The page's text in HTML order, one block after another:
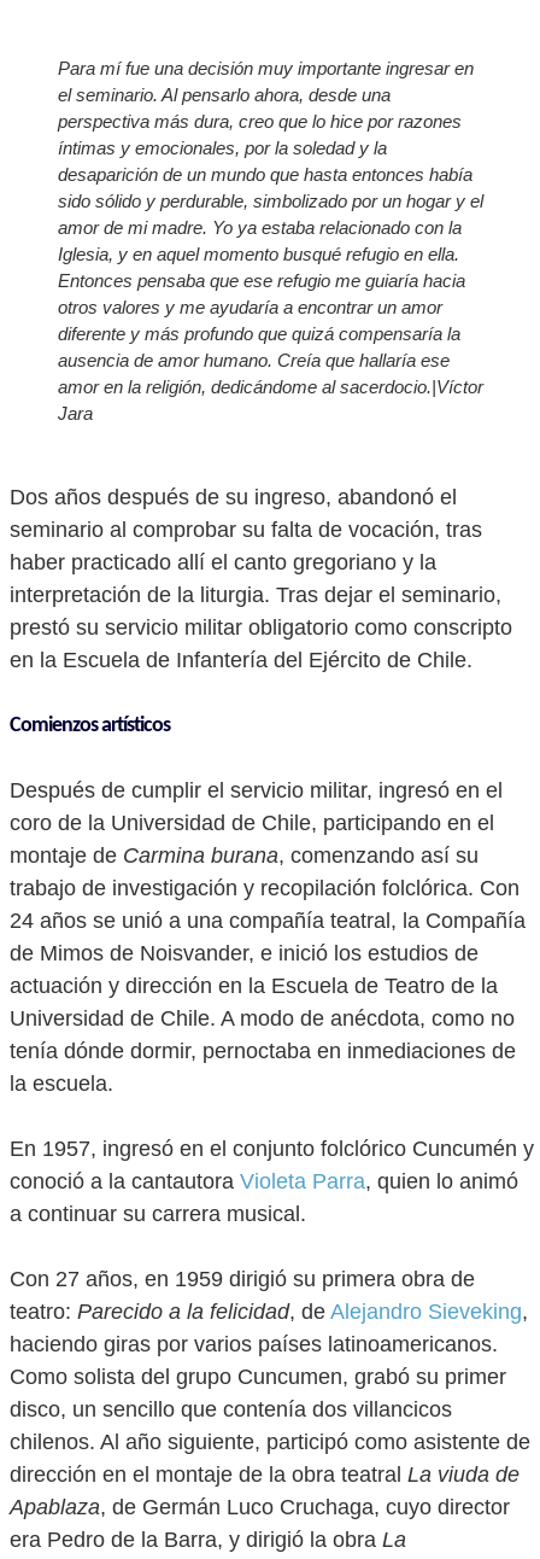
Para mí fue una decisión muy importante ingresar en
el seminario. Al pensarlo ahora, desde una
perspectiva más dura, creo que lo hice por razones
íntimas y emocionales, por la soledad y la
desaparición de un mundo que hasta entonces había
sido sólido y perdurable, simbolizado por un hogar y el
amor de mi madre. Yo ya estaba relacionado con la
Iglesia, y en aquel momento busqué refugio en ella.
Entonces pensaba que ese refugio me guiaría hacia
otros valores y me ayudaría a encontrar un amor
diferente y más profundo que quizá compensaría la
ausencia de amor humano. Creía que hallaría ese
amor en la religión, dedicándome al sacerdocio.|Víctor
Jara
Dos años después de su ingreso, abandonó el
seminario al comprobar su falta de vocación, tras
haber practicado allí el canto gregoriano y la
interpretación de la liturgia. Tras dejar el seminario,
prestó su servicio militar obligatorio como conscripto
en la Escuela de Infantería del Ejército de Chile.
Comienzos artísticos
Después de cumplir el servicio militar, ingresó en el
coro de la Universidad de Chile, participando en el
montaje de Carmina burana, comenzando así su
trabajo de investigación y recopilación folclórica. Con
24 años se unió a una compañía teatral, la Compañía
de Mimos de Noisvander, e inició los estudios de
actuación y dirección en la Escuela de Teatro de la
Universidad de Chile. A modo de anécdota, como no
tenía dónde dormir, pernoctaba en inmediaciones de
la escuela.
En 1957, ingresó en el conjunto folclórico Cuncumén y
conoció a la cantautora Violeta Parra, quien lo animó
a continuar su carrera musical.
Con 27 años, en 1959 dirigió su primera obra de
teatro: Parecido a la felicidad, de Alejandro Sieveking,
haciendo giras por varios países latinoamericanos.
Como solista del grupo Cuncumen, grabó su primer
disco, un sencillo que contenía dos villancicos
chilenos. Al año siguiente, participó como asistente de
dirección en el montaje de la obra teatral La viuda de
Apablaza, de Germán Luco Cruchaga, cuyo director
era Pedro de la Barra, y dirigió la obra La